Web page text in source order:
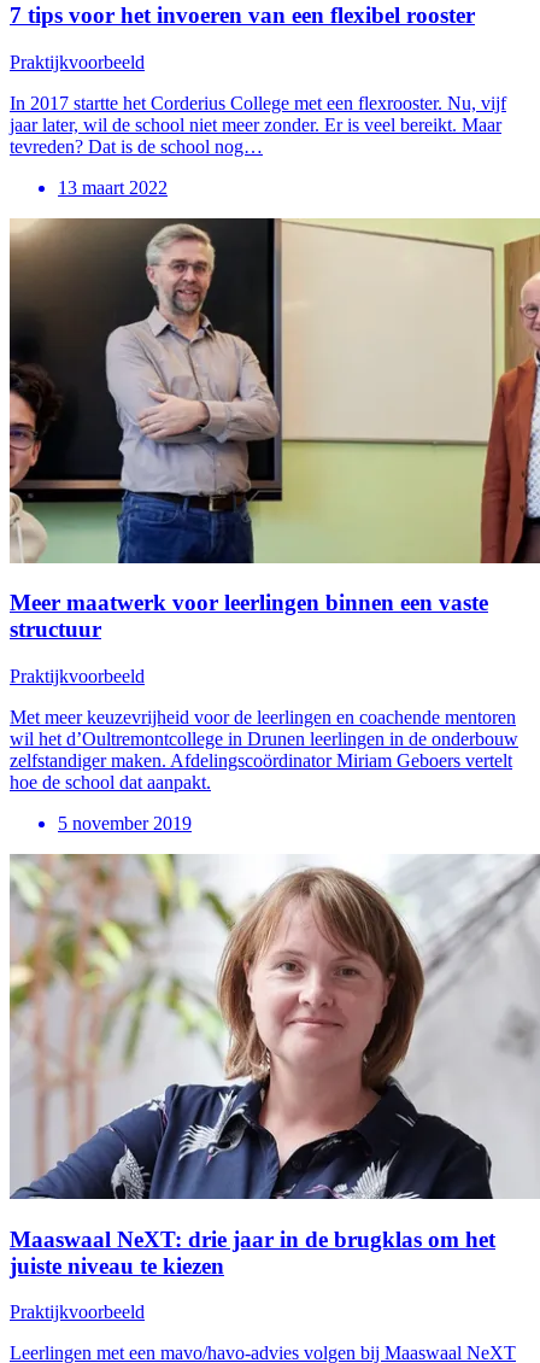
7 tips voor het invoeren van een flexibel rooster
Praktijkvoorbeeld
In 2017 startte het Corderius College met een flexrooster. Nu, vijf
jaar later, wil de school niet meer zonder. Er is veel bereikt. Maar
tevreden? Dat is de school nog…
13 maart 2022
Meer maatwerk voor leerlingen binnen een vaste
structuur
Praktijkvoorbeeld
Met meer keuzevrijheid voor de leerlingen en coachende mentoren
wil het d’Oultremontcollege in Drunen leerlingen in de onderbouw
zelfstandiger maken. Afdelingscoördinator Miriam Geboers vertelt
hoe de school dat aanpakt.
5 november 2019
Maaswaal NeXT: drie jaar in de brugklas om het
juiste niveau te kiezen
Praktijkvoorbeeld
Leerlingen met een mavo/havo-advies volgen bij Maaswaal NeXT